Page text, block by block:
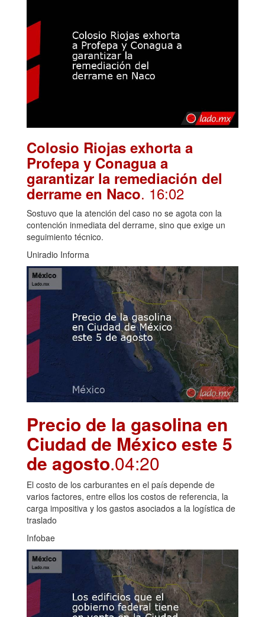
Colosio Riojas exhorta a
Profepa y Conagua a
garantizar la remediación del
derrame en Naco. 16:02
Sostuvo que la atención del caso no se agota con la
contención inmediata del derrame, sino que exige un
seguimiento técnico.
Uniradio Informa
Precio de la gasolina en
Ciudad de México este 5
de agosto.04:20
El costo de los carburantes en el país depende de
varios factores, entre ellos los costos de referencia, la
carga impositiva y los gastos asociados a la logística de
traslado
Infobae